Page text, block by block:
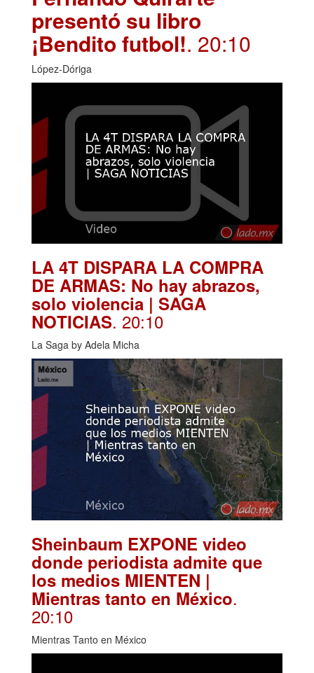
presentó su libro
¡Bendito futbol!. 20:10
López-Dóriga
LA 4T DISPARA LA COMPRA
DE ARMAS: No hay abrazos,
solo violencia | SAGA
NOTICIAS. 20:10
La Saga by Adela Micha
Sheinbaum EXPONE video
donde periodista admite que
los medios MIENTEN |
Mientras tanto en México.
20:10
Mientras Tanto en México